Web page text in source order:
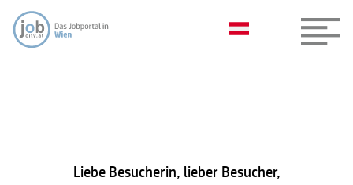
Liebe Besucherin, lieber Besucher,